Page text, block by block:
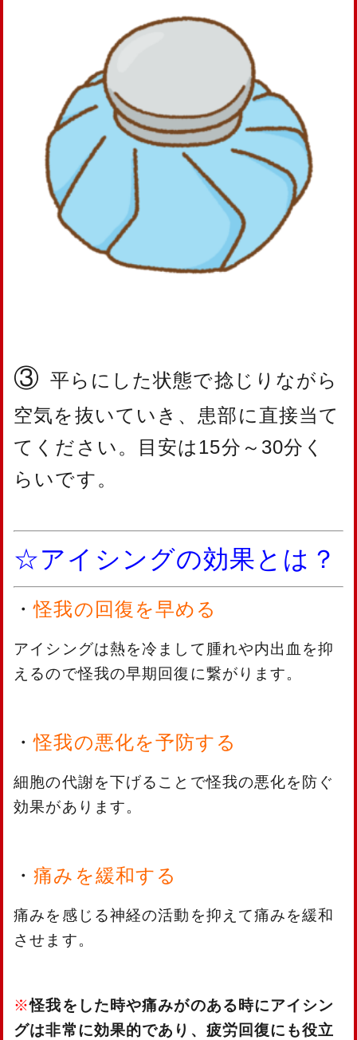
③ 平らにした状態で捻じりながら
空気を抜いていき、患部に直接当て
てください。目安は15分～30分く
らいです。
☆アイシングの効果とは？
・怪我の回復を早める
アイシングは熱を冷まして腫れや内出血を抑
えるので怪我の早期回復に繋がります。
・怪我の悪化を予防する
細胞の代謝を下げることで怪我の悪化を防ぐ
効果があります。
・痛みを緩和する
痛みを感じる神経の活動を抑えて痛みを緩和
させます。
※怪我をした時や痛みがのある時にアイシン
グは非常に効果的であり、疲労回復にも役立